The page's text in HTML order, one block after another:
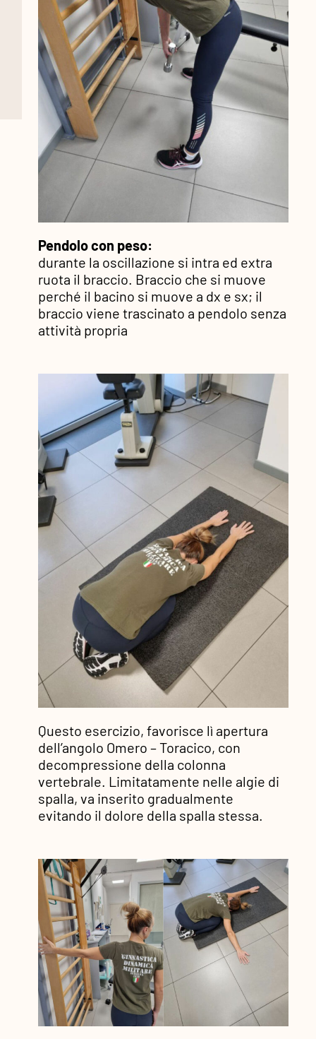
Pendolo con peso:
durante la oscillazione si intra ed extra
ruota il braccio. Braccio che si muove
perché il bacino si muove a dx e sx; il
braccio viene trascinato a pendolo senza
attività propria
Questo esercizio, favorisce lì apertura
dell’angolo Omero – Toracico, con
decompressione della colonna
vertebrale. Limitatamente nelle algie di
spalla, va inserito gradualmente
evitando il dolore della spalla stessa.